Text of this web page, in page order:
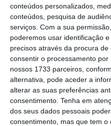
conteúdos personalizados,
conteúdos, pesquisa de
serviços. Com a sua
poderemos usar identificação
precisos através da procura
consentir o processamento
nossos 1733 parceiros,
alternativa, pode aceder a
alterar as suas preferências
consentimento. Tenha em
dos seus dados pessoais
consentimento, mas que tem
Marques Vidal”.
O Presidente da
siteda Presidência
ministro enviou com a
Gago. Em que
António Costa a
magistrada do
“Continuidade,